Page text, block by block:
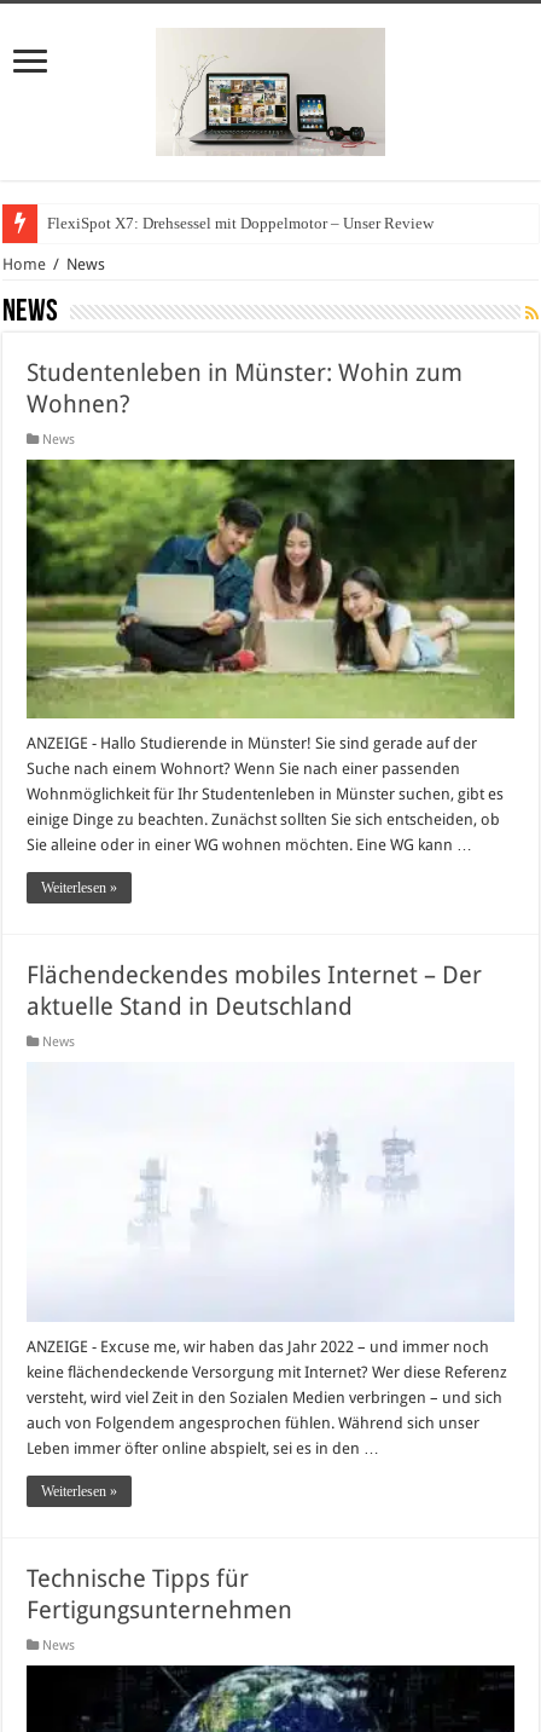
FlexiSpot X7: Drehsessel mit Doppelmotor – Unser Review
Wie können sich Unternehmen vor Cyberangriffen schützen?
Home / News
News
Studentenleben in Münster: Wohin zum
Wohnen?
News
ANZEIGE - Hallo Studierende in Münster! Sie sind gerade auf der
Suche nach einem Wohnort? Wenn Sie nach einer passenden
Wohnmöglichkeit für Ihr Studentenleben in Münster suchen, gibt es
einige Dinge zu beachten. Zunächst sollten Sie sich entscheiden, ob
Sie alleine oder in einer WG wohnen möchten. Eine WG kann …
Weiterlesen »
Flächendeckendes mobiles Internet – Der
aktuelle Stand in Deutschland
News
ANZEIGE - Excuse me, wir haben das Jahr 2022 – und immer noch
keine flächendeckende Versorgung mit Internet? Wer diese Referenz
versteht, wird viel Zeit in den Sozialen Medien verbringen – und sich
auch von Folgendem angesprochen fühlen. Während sich unser
Leben immer öfter online abspielt, sei es in den …
Weiterlesen »
Technische Tipps für
Fertigungsunternehmen
News